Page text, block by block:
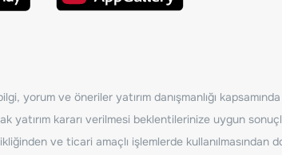
yorum ve öneriler yatırım danışmanlığı
kararı verilmesi beklentilerinize uygun
ve ticari amaçlı işlemlerde